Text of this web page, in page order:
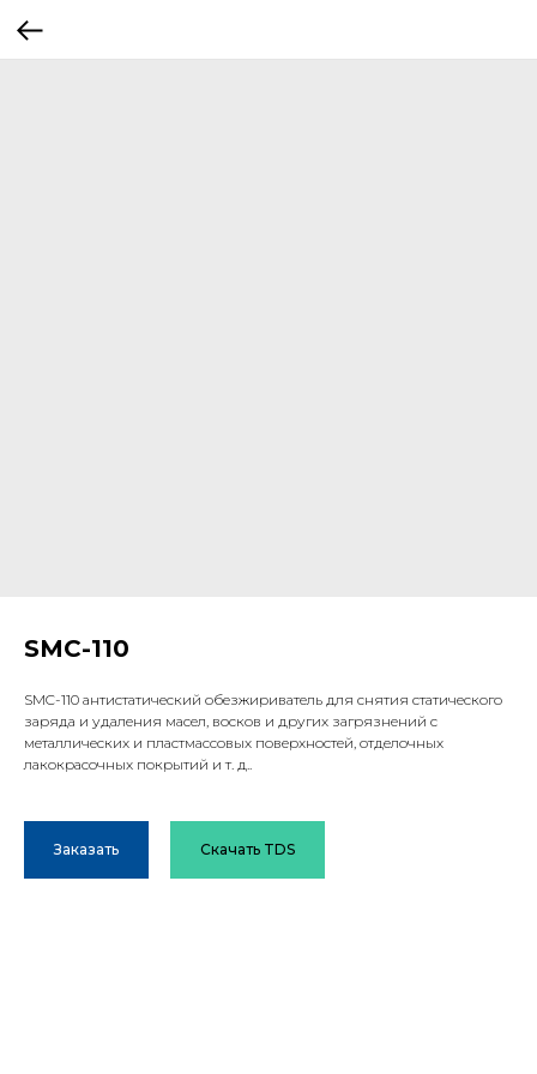
SMC-110
SMC-110 антистатический обезжириватель для снятия статического
заряда и удаления масел, восков и других загрязнений с
металлических и пластмассовых поверхностей, отделочных
лакокрасочных покрытий и т. д..
Заказать Скачать TDS